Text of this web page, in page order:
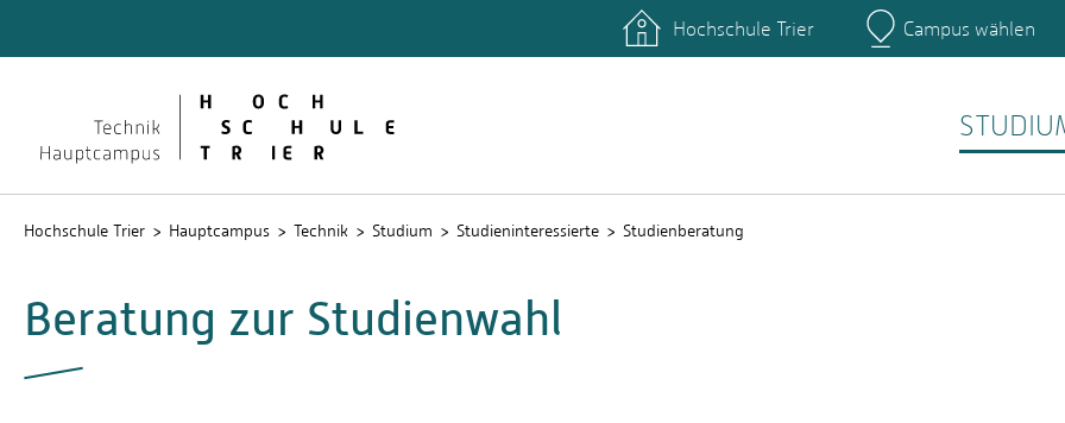
Rechenzentrum
Hochschule Trier Campus wählen
Hochschule Trier Hauptcampus Technik Studium Studieninteressierte Studienberatung
Beratung zur Studienwahl